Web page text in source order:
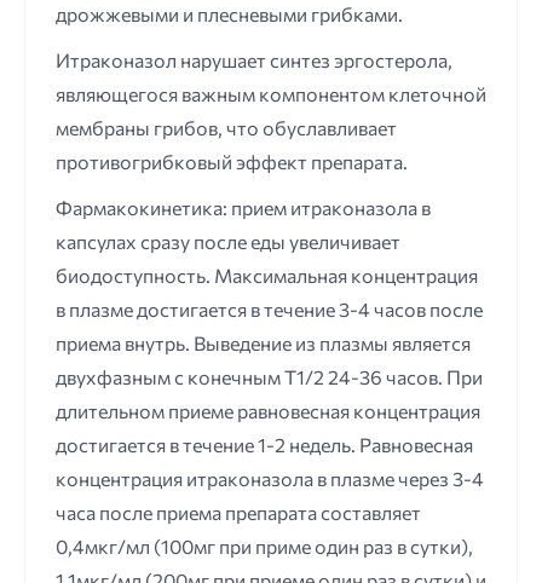
дрожжевыми и плесневыми грибками.
Итраконазол нарушает синтез эргостерола,
являющегося важным компонентом клеточной
мембраны грибов, что обуславливает
противогрибковый эффект препарата.
Фармакокинетика: прием итраконазола в
капсулах сразу после еды увеличивает
биодоступность. Максимальная концентрация
в плазме достигается в течение 3-4 часов после
приема внутрь. Выведение из плазмы является
двухфазным с конечным Т1/2 24-36 часов. При
длительном приеме равновесная концентрация
достигается в течение 1-2 недель. Равновесная
концентрация итраконазола в плазме через 3-4
часа после приема препарата составляет
0,4мкг/мл (100мг при приме один раз в сутки),